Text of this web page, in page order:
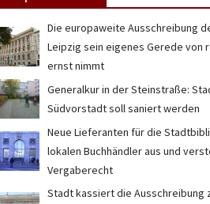
Die europaweite Ausschreibung
Leipzig sein eigenes Gerede von
ernst nimmt
Generalkur in der Steinstraße:
Südvorstadt soll saniert werden
Neue Lieferanten für die
lokalen Buchhändler aus und
Vergaberecht
Stadt kassiert die Ausschreibung